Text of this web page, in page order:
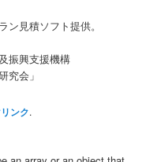
見積ソフト提供。
振興支援機構
究会」
ンク.